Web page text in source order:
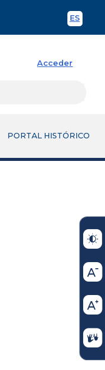
ES
Acceder
PORTAL HISTÓRICO